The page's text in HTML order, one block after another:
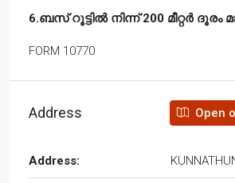
6.ബസ് റൂട്ടിൽ നിന്ന് 200 മീറ്റർ ദൂരം
FORM 10770
Address Open
Address: